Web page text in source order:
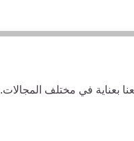
بعناية في مختلف المجالات.